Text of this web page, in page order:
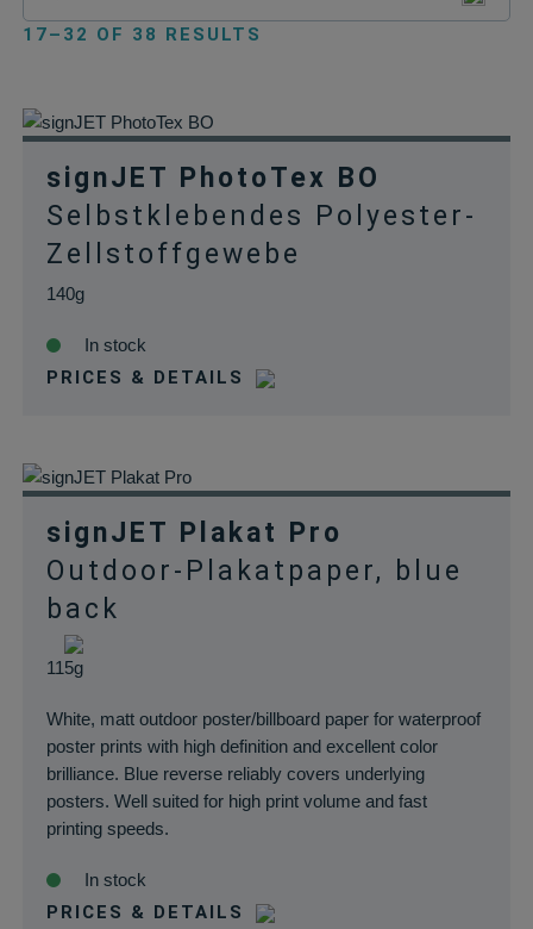
17–32 OF 38 RESULTS
signJET PhotoTex BO
Selbstklebendes Polyester-
Zellstoffgewebe
140g
In stock
PRICES & DETAILS
signJET Plakat Pro
Outdoor-Plakatpaper, blue
back
115g
White, matt outdoor poster/billboard paper for waterproof
poster prints with high definition and excellent color
brilliance. Blue reverse reliably covers underlying
posters. Well suited for high print volume and fast
printing speeds.
In stock
PRICES & DETAILS